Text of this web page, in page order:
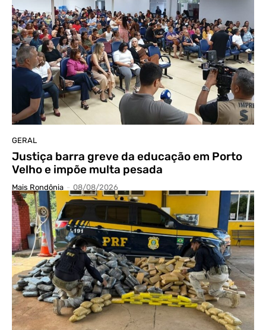
GERAL
Justiça barra greve da educação em Porto
Velho e impõe multa pesada
Mais Rondônia - 08/08/2026